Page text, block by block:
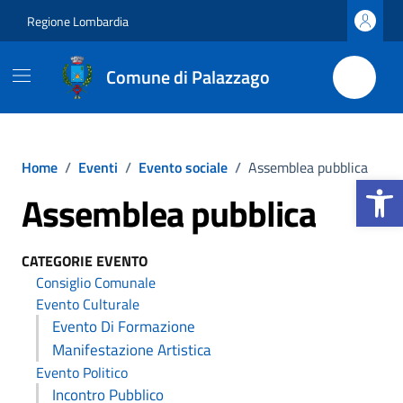
Apri la
Regione Lombardia
Comune di Palazzago
Home / Eventi / Evento sociale / Assemblea pubblica
Assemblea pubblica
CATEGORIE EVENTO
Consiglio Comunale
Evento Culturale
Evento Di Formazione
Manifestazione Artistica
Evento Politico
Incontro Pubblico